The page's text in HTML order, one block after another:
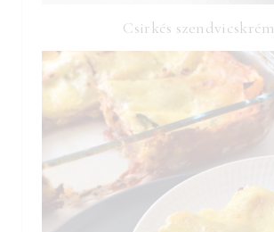
Csirkés szendvicskrém